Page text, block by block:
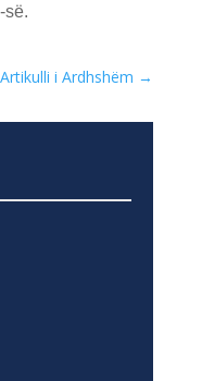
së.
Artikulli i Ardhshëm →